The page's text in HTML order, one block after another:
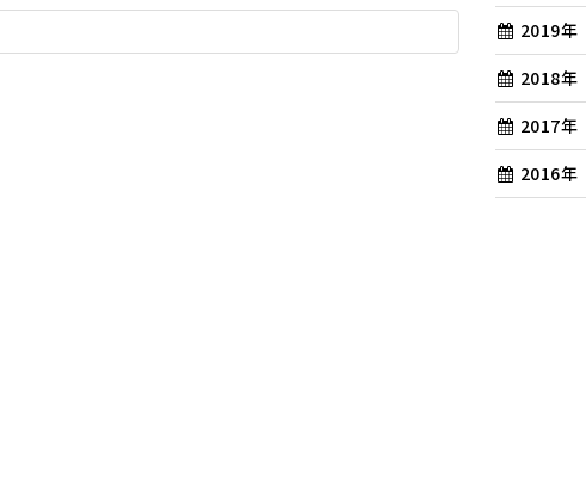
2019年
2018年
2017年
2016年